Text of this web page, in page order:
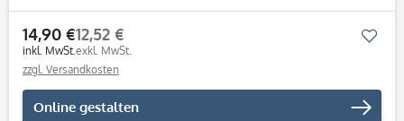
14,90 €
inkl. MwSt.
12,52 €
exkl. MwSt.
zzgl. Versandkosten
Online gestalten